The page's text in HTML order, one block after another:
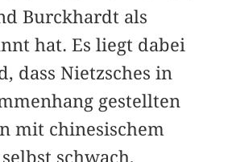
Burckhardt als
hat. Es liegt dabei
dass Nietzsches in
gestellten
mit chinesischem
schwach,